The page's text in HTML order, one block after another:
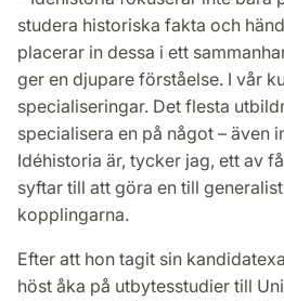
studera historiska fakta och
placerar in dessa i ett
ger en djupare förståelse. I vår
specialiseringar. Det flesta
specialisera en på något – även
Idéhistoria är, tycker jag, ett av
syftar till att göra en till
kopplingarna.
Efter att hon tagit sin
höst åka på utbytesstudier till